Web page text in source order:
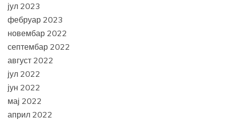
јул 2023
фебруар 2023
новембар 2022
септембар 2022
август 2022
јул 2022
јун 2022
мај 2022
април 2022